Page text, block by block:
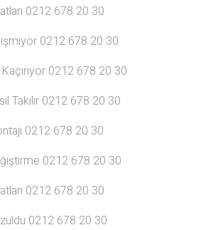
0212 678 20 30
0212 678 20 30
0212 678 20 30
Takılır 0212 678 20 30
0212 678 20 30
0212 678 20 30
0212 678 20 30
0212 678 20 30